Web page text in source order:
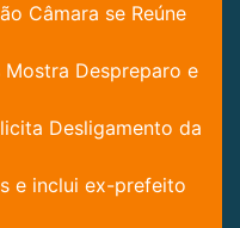
Câmara se Reúne
Mostra Despreparo e
Desligamento da
e inclui ex-prefeito